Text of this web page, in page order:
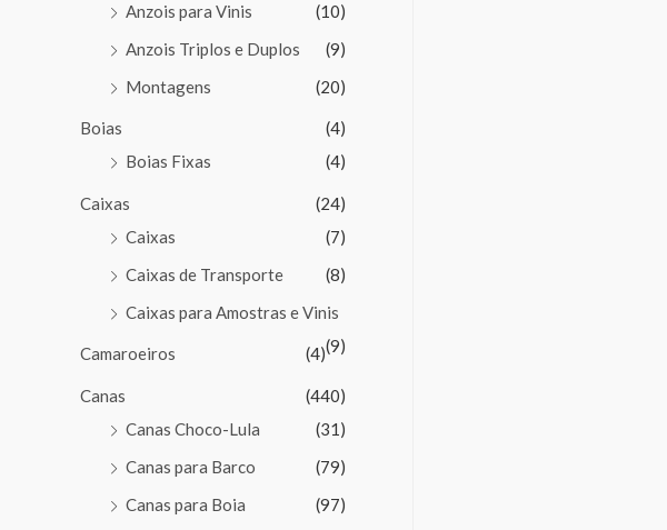
Anzois para Vinis
(10)
Anzois Triplos e Duplos
(9)
Montagens
(20)
Boias
(4)
Boias Fixas
(4)
Caixas
(24)
Caixas
(7)
Caixas de Transporte
(8)
Caixas para Amostras e Vinis
(9)
Camaroeiros (4)
Canas
(440)
Canas Choco-Lula
(31)
Canas para Barco
(79)
Canas para Boia
(97)